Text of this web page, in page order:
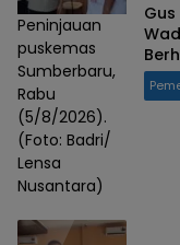
Peninjauan
puskemas
Sumberbaru,
Rabu
(5/8/2026).
(Foto: Badri/
Lensa
Nusantara)